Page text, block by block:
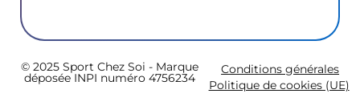
© 2025 Sport Chez Soi - Marque
déposée INPI numéro 4756234
Conditions générales
Politique de cookies (UE)